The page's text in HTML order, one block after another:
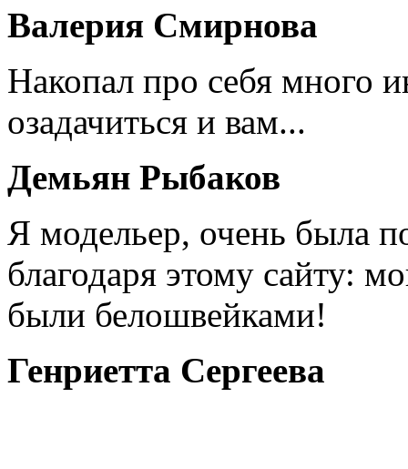
Валерия Смирнова
Накопал про себя много
озадачиться и вам...
Демьян Рыбаков
Я модельер, очень была
благодаря этому сайту:
были белошвейками!
Генриетта Сергеева